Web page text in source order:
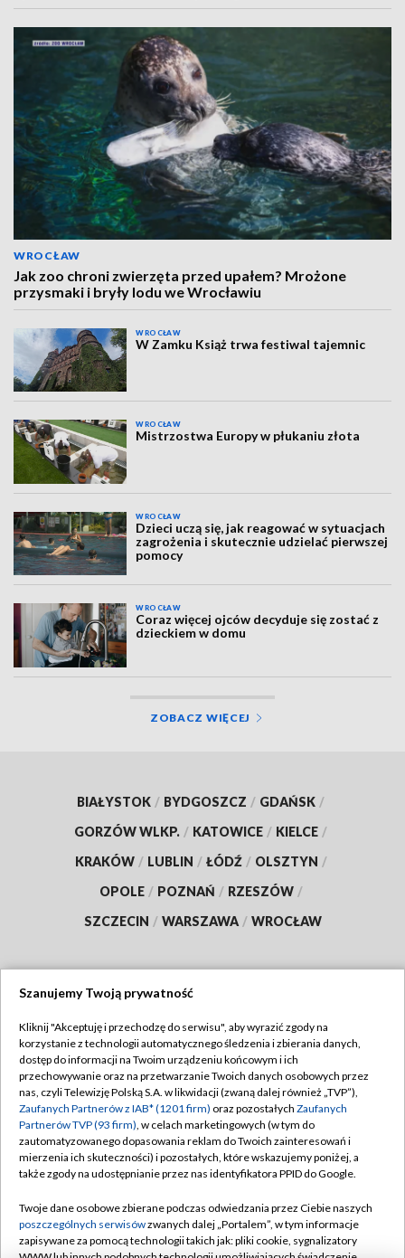
WROCŁAW
Jak zoo chroni zwierzęta przed upałem? Mrożone
przysmaki i bryły lodu we Wrocławiu
WROCŁAW
W Zamku Książ trwa festiwal tajemnic
WROCŁAW
Mistrzostwa Europy w płukaniu złota
WROCŁAW
Dzieci uczą się, jak reagować w sytuacjach
zagrożenia i skutecznie udzielać pierwszej
pomocy
WROCŁAW
Coraz więcej ojców decyduje się zostać z
dzieckiem w domu
ZOBACZ WIĘCEJ
BIAŁYSTOK / BYDGOSZCZ / GDAŃSK /
GORZÓW WLKP. / KATOWICE / KIELCE /
KRAKÓW / LUBLIN / ŁÓDŹ / OLSZTYN /
OPOLE / POZNAŃ / RZESZÓW /
SZCZECIN / WARSZAWA / WROCŁAW
TVP
Abonament TVP
Emisja w TVP
Centrum informacji TVP
Naziemna Telewizja Cyfrowa
Rada Programowa
System NOS
Regulamin TVP
Polityka prywatności
Moje zgody
Pomoc
Kontakt
Szanujemy Twoją prywatność
Kliknij "Akceptuję i przechodzę do serwisu", aby wyrazić zgody na
korzystanie z technologii automatycznego śledzenia i zbierania danych,
dostęp do informacji na Twoim urządzeniu końcowym i ich
przechowywanie oraz na przetwarzanie Twoich danych osobowych przez
nas, czyli Telewizję Polską S.A. w likwidacji (zwaną dalej również „TVP”),
Zaufanych Partnerów z IAB* (1201 firm) oraz pozostałych Zaufanych
Partnerów TVP (93 firm), w celach marketingowych (w tym do
zautomatyzowanego dopasowania reklam do Twoich zainteresowań i
mierzenia ich skuteczności) i pozostałych, które wskazujemy poniżej, a
także zgody na udostępnianie przez nas identyfikatora PPID do Google.
Twoje dane osobowe zbierane podczas odwiedzania przez Ciebie naszych
poszczególnych serwisówzwanych dalej „Portalem”, w tym informacje
zapisywane za pomocą technologii takich jak: pliki cookie, sygnalizatory